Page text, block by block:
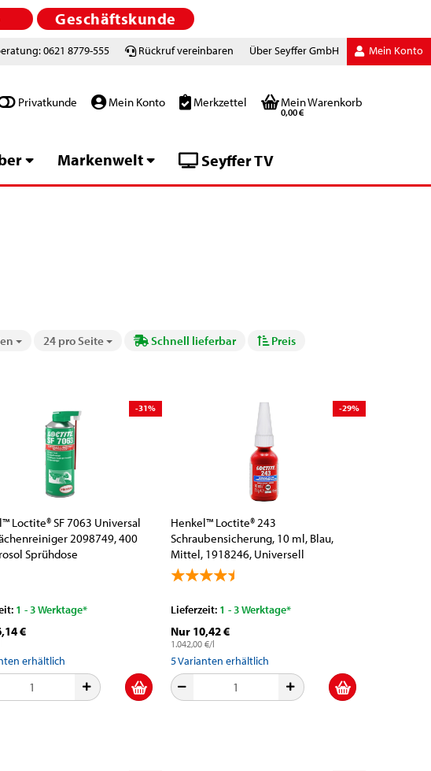
0621 8779-555 Rückruf vereinbaren Über Seyffer GmbH Mein Konto
Privatkunde Mein Konto Merkzettel Mein Warenkorb
0,00 €
Geschäftskunde
Markenwelt Seyffer TV
24 pro Seite
pro Seite Schnell lieferbar
Preis
-31%
Loctite® SF 7063 Universal
2098749, 400
Sprühdose
1 - 3 Werktage*
€
erhältlich
-29%
Henkel™ Loctite® 243
Schraubensicherung, 10 ml, Blau,
Mittel, 1918246, Universell
einsetzbar
Lieferzeit: 1 - 3 Werktage*
Nur 10,42 €
1.042,00 €/l
5Varianten erhältlich